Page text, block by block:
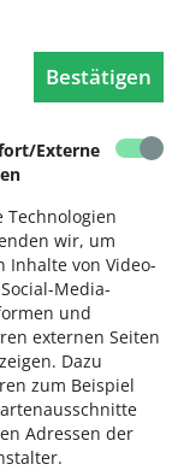
Bestätigen
Externe
Technologien
wir, um
Inhalte von Video-
Media-
und
externen Seiten
Dazu
zum Beispiel
Adressen der
-